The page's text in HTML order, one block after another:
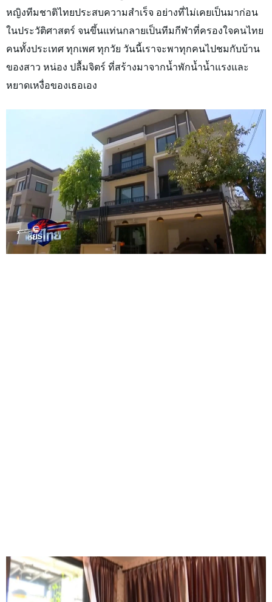
หญิงทีมชาติไทยประสบความสำเร็จ อย่างที่ไม่เคยเป็นมาก่อน
ในประวัติศาสตร์ จนขึ้นแท่นกลายเป็นทีมกีฬาที่ครองใจคนไทย
คนทั้งประเทศ ทุกเพศ ทุกวัย วันนี้เราจะพาทุกคนไปชมกับบ้าน
ของสาว หน่อง ปลื้มจิตร์ ที่สร้างมาจากน้ำพักน้ำน้ำแรงและ
หยาดเหงื่อของเธอเอง